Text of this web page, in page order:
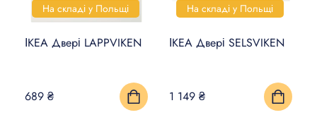
На складі у Польщі
ІКЕА Двері LAPPVIKEN
689 ₴
На складі у Польщі
ІКЕА Двері SELSVIKEN
1 149 ₴